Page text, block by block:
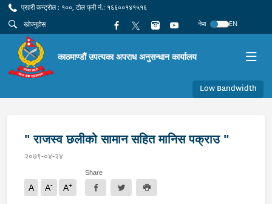
प्रहरी कन्ट्रोल : १००, टोल फ्री नं.: १६६००१४१५१६
नेपा
EN
काठमाण्डौं उपत्यका अपराध अनुसन्धान कार्यालय
Low Bandwidth
" राजस्व छलीको सामान सहित मानिस पक्राउ "
२०७९-०४-२४
A A- A+
Share